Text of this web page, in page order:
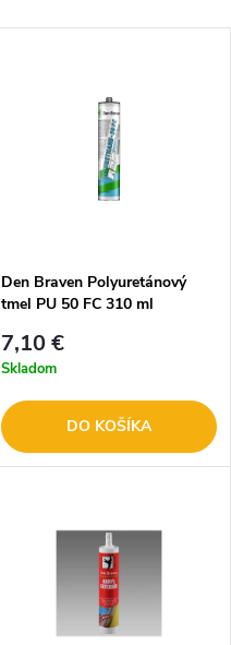
Den Braven Polyuretánový
tmel PU 50 FC 310 ml
7,10 €
Skladom
DO KOŠÍKA